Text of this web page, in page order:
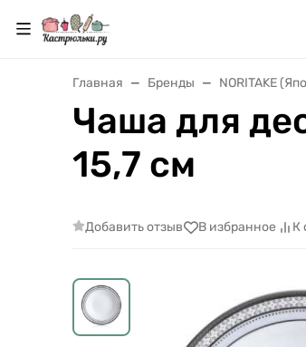
Главная Бренды NORITAKE
Чаша для
15,7 см
Добавить отзыв В избранное К